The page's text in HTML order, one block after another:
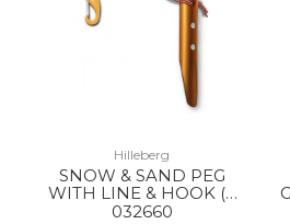
Hilleberg
SNOW & SAND PEG
WITH LINE & HOOK (6
PCS) --
032660